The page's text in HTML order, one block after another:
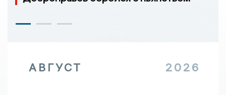
АВГУСТ 2026